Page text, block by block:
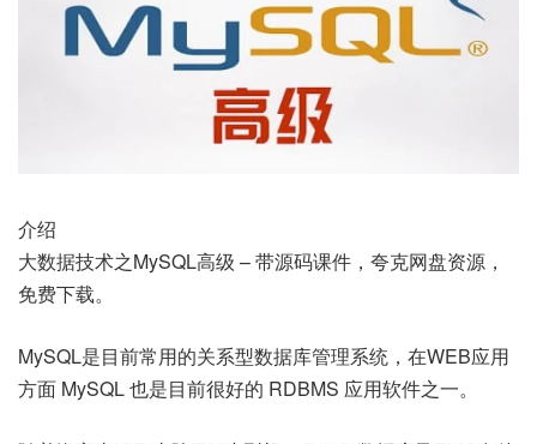
介绍
大数据技术之MySQL高级 – 带源码课件，夸克网盘资源，
免费下载。
MySQL是目前常用的关系型数据库管理系统，在WEB应用
方面 MySQL 也是目前很好的 RDBMS 应用软件之一。